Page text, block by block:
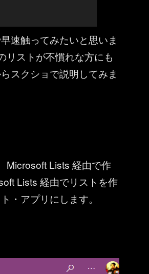
速触ってみたいと思いま
リストが不慣れな方にも
スクショで説明してみま
Microsoft Lists 経由で作
Lists 経由でリストを作
・アプリにします。